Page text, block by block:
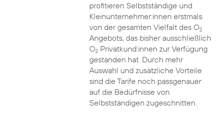
profitieren Selbstständige und
Kleinunternehmer:innen erstmals
von der gesamten Vielfalt des O2
Angebots, das bisher ausschließlich
O2Privatkund:innen zur Verfügung
gestanden hat. Durch mehr
Auswahl und zusätzliche Vorteile
sind die Tarife noch passgenauer
auf die Bedürfnisse von
Selbstständigen zugeschnitten.